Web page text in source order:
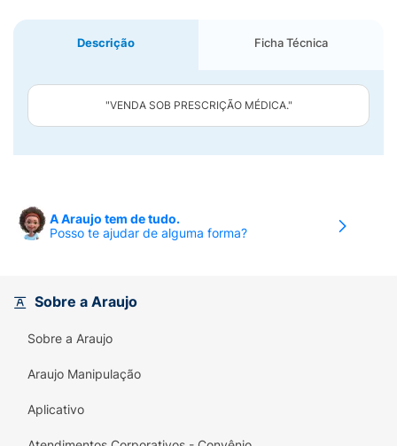
Descrição Ficha Técnica
"VENDA SOB PRESCRIÇÃO MÉDICA."
A Araujo tem de tudo.
Posso te ajudar de alguma forma?
Sobre a Araujo
Sobre a Araujo
Araujo Manipulação
Aplicativo